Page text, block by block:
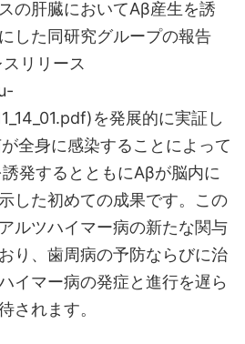
の肝臓においてAβ産生を誘
した同研究グループの報告
スリリース
を発展的に実証し
全身に感染することによって
発するとともにAβが脳内に
した初めての成果です。この
ルツハイマー病の新たな関与
り、歯周病の予防ならびに治
イマー病の発症と進行を遅ら
されます。